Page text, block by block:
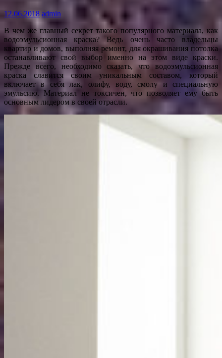
12.06.2018 admin
В чем же главный секрет такого популярного материала, как
водоэмульсионная краска? Ведь очень часто владельцы
квартир и домов, выполняя ремонт, для окрашивания потолка
останавливают свой выбор именно на этом виде краски.
Прежде всего, необходимо сказать, что водоэмульсионная
краска славится своим уникальным составом, который
включает в себя лак, олифу, воду, смолу и специальную
эмульсию. Материал не токсичен, что позволяет ему быть
основным лидером в своей отрасли.